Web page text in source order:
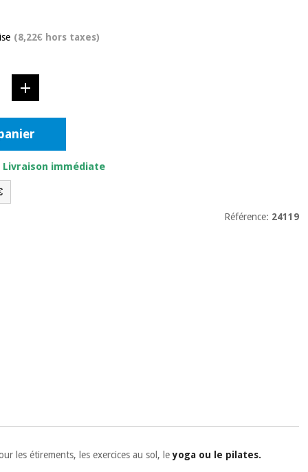
(8,22€ hors taxes)
immédiate
Référence: 24119
les étirements, les exercices au sol, leyoga ou le pilates.